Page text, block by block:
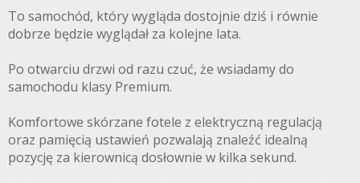
To samochód, który wygląda dostojnie dziś i równie
dobrze będzie wyglądał za kolejne lata.
Po otwarciu drzwi od razu czuć, że wsiadamy do
samochodu klasy Premium.
Komfortowe skórzane fotele z elektryczną regulacją
oraz pamięcią ustawień pozwalają znaleźć idealną
pozycję za kierownicą dosłownie w kilka sekund.